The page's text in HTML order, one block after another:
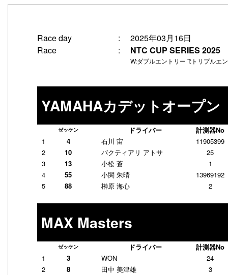
Race day :
2025年03月16日
Race
: NTC CUP SERIES 2025
W:ダブルエントリー T:トリプルエ
YAMAHAカデットオープン
ゼッケン ドライバー
計測器No
1
4 石川 宙
11905399
2
10 バクティアリ アトサ
25
3
13 小松 蒼
1
4
55 小関 朱晴
13969192
5
88 榊原 海心 2
MAX Masters
ゼッケン ドライバー
計測器No
1
3 WON
24
2
8 田中 美津雄
3